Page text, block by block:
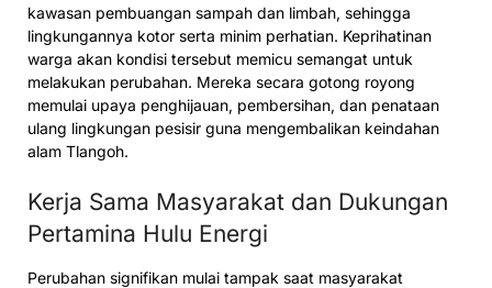
kawasan pembuangan sampah dan limbah, sehingga
lingkungannya kotor serta minim perhatian. Keprihatinan
warga akan kondisi tersebut memicu semangat untuk
melakukan perubahan. Mereka secara gotong royong
memulai upaya penghijauan, pembersihan, dan penataan
ulang lingkungan pesisir guna mengembalikan keindahan
alam Tlangoh.
Kerja Sama Masyarakat dan Dukungan
Pertamina Hulu Energi
Perubahan signifikan mulai tampak saat masyarakat